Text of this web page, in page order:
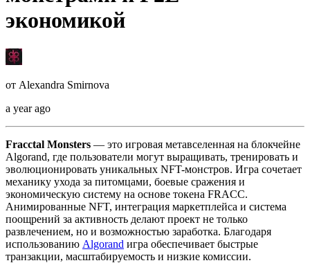
экономикой
от Alexandra Smirnova
a year ago
Fracctal Monsters — это игровая метавселенная на блокчейне
Algorand, где пользователи могут выращивать, тренировать и
эволюционировать уникальных NFT-монстров. Игра сочетает
механику ухода за питомцами, боевые сражения и
экономическую систему на основе токена FRACC.
Анимированные NFT, интеграция маркетплейса и система
поощрений за активность делают проект не только
развлечением, но и возможностью заработка. Благодаря
использованию Algorand игра обеспечивает быстрые
транзакции, масштабируемость и низкие комиссии.